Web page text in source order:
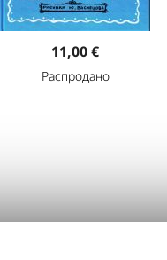
11,00 €
Распродано